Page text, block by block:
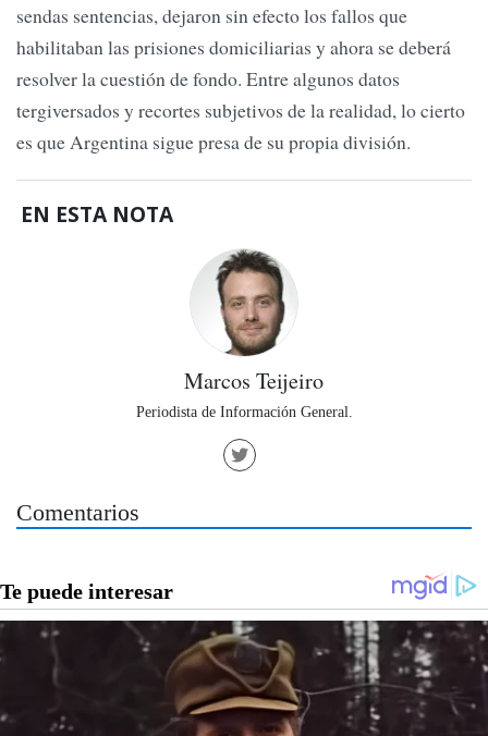
sendas sentencias, dejaron sin efecto los fallos que
habilitaban las prisiones domiciliarias y ahora se deberá
resolver la cuestión de fondo. Entre algunos datos
tergiversados y recortes subjetivos de la realidad, lo cierto
es que Argentina sigue presa de su propia división.
EN ESTA NOTA
Marcos Teijeiro
Periodista de Información General.
Comentarios